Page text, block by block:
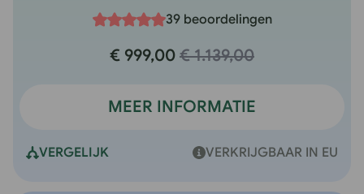
39 beoordelingen
€ 999,00 € 1.139,00
MEER INFORMATIE
VERGELIJK VERKRIJGBAAR IN EU